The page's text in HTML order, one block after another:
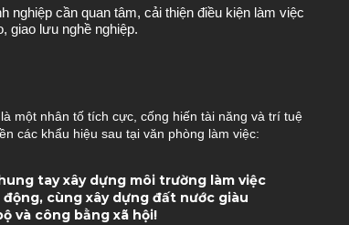
nghiệp cần quan tâm, cải thiện điều kiện làm việc
giao lưu nghề nghiệp.
một nhân tố tích cực, cống hiến tài năng và trí tuệ
các khẩu hiệu sau tại văn phòng làm việc:
tay xây dựng môi trường làm việc
cùng xây dựng đất nước giàu
và công bằng xã hội!